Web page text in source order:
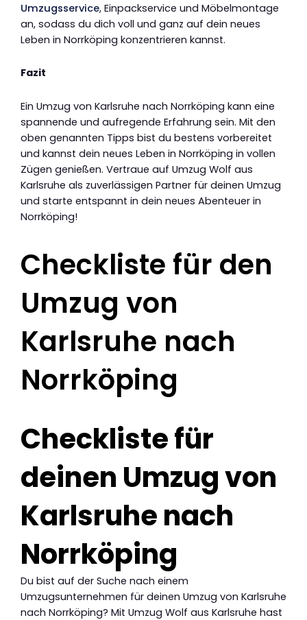
Umzugsservice, Einpackservice und Möbelmontage
an, sodass du dich voll und ganz auf dein neues
Leben in Norrköping konzentrieren kannst.
Fazit
Ein Umzug von Karlsruhe nach Norrköping kann eine
spannende und aufregende Erfahrung sein. Mit den
oben genannten Tipps bist du bestens vorbereitet
und kannst dein neues Leben in Norrköping in vollen
Zügen genießen. Vertraue auf Umzug Wolf aus
Karlsruhe als zuverlässigen Partner für deinen Umzug
und starte entspannt in dein neues Abenteuer in
Norrköping!
Checkliste für den
Umzug von
Karlsruhe nach
Norrköping
Checkliste für
deinen Umzug von
Karlsruhe nach
Norrköping
Du bist auf der Suche nach einem
Umzugsunternehmen für deinen Umzug von Karlsruhe
nach Norrköping? Mit Umzug Wolf aus Karlsruhe hast